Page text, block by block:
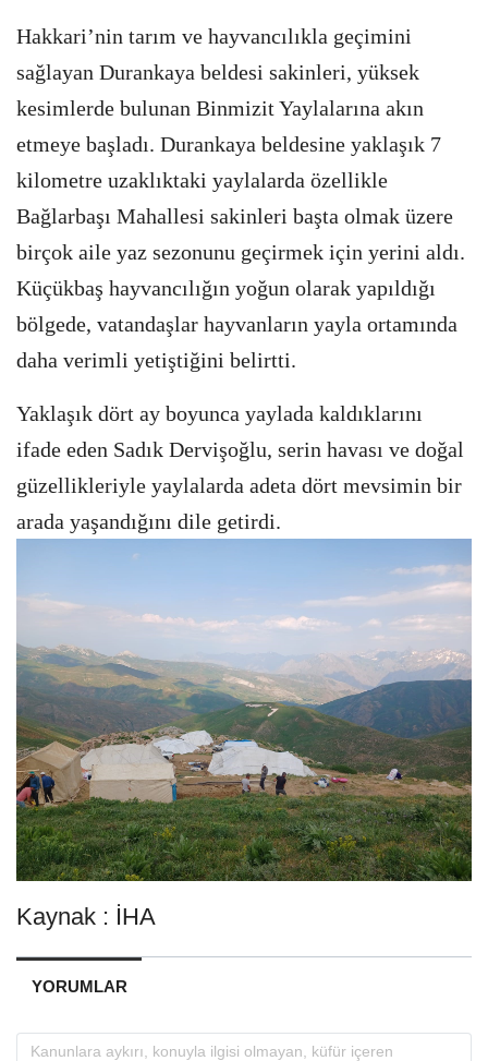
Hakkari’nin tarım ve hayvancılıkla geçimini
sağlayan Durankaya beldesi sakinleri, yüksek
kesimlerde bulunan Binmizit Yaylalarına akın
etmeye başladı. Durankaya beldesine yaklaşık 7
kilometre uzaklıktaki yaylalarda özellikle
Bağlarbaşı Mahallesi sakinleri başta olmak üzere
birçok aile yaz sezonunu geçirmek için yerini aldı.
Küçükbaş hayvancılığın yoğun olarak yapıldığı
bölgede, vatandaşlar hayvanların yayla ortamında
daha verimli yetiştiğini belirtti.
Yaklaşık dört ay boyunca yaylada kaldıklarını
ifade eden Sadık Dervişoğlu, serin havası ve doğal
güzellikleriyle yaylalarda adeta dört mevsimin bir
arada yaşandığını dile getirdi.
Kaynak : İHA
YORUMLAR